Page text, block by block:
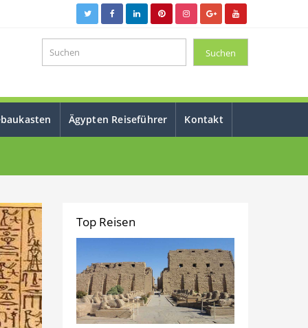
Ägypten Reiseführer Kontakt
Top Reisen